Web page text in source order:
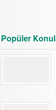
Popüler